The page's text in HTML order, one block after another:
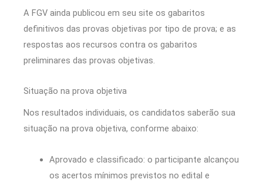
A FGV ainda publicou em seu site os gabaritos
definitivos das provas objetivas por tipo de prova; e as
respostas aos recursos contra os gabaritos
preliminares das provas objetivas.
Situação na prova objetiva
Nos resultados individuais, os candidatos saberão sua
situação na prova objetiva, conforme abaixo:
Aprovado e classificado: o participante alcançou
os acertos mínimos previstos no edital e